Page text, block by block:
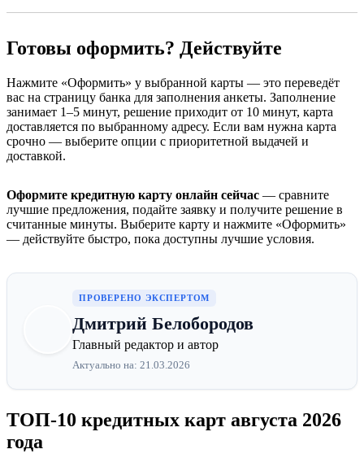
Готовы оформить? Действуйте
Нажмите «Оформить» у выбранной карты — это переведёт
вас на страницу банка для заполнения анкеты. Заполнение
занимает 1–5 минут, решение приходит от 10 минут, карта
доставляется по выбранному адресу. Если вам нужна карта
срочно — выберите опции с приоритетной выдачей и
доставкой.
Оформите кредитную карту онлайн сейчас — сравните
лучшие предложения, подайте заявку и получите решение в
считанные минуты. Выберите карту и нажмите «Оформить»
— действуйте быстро, пока доступны лучшие условия.
ПРОВЕРЕНО ЭКСПЕРТОМ
Дмитрий Белобородов
Главный редактор и автор
Актуально на: 21.03.2026
ТОП-10 кредитных карт августа 2026
года